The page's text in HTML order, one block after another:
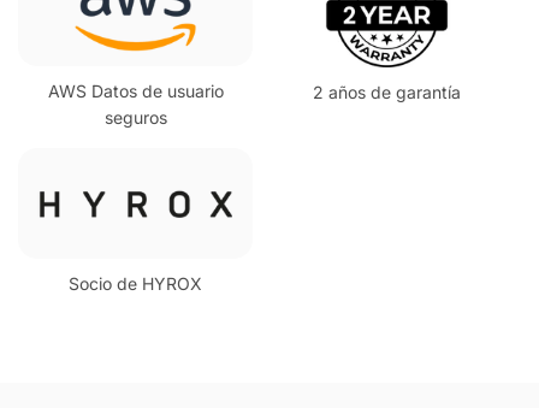
AWS Datos de usuario
seguros
2 años de garantía
Socio de HYROX